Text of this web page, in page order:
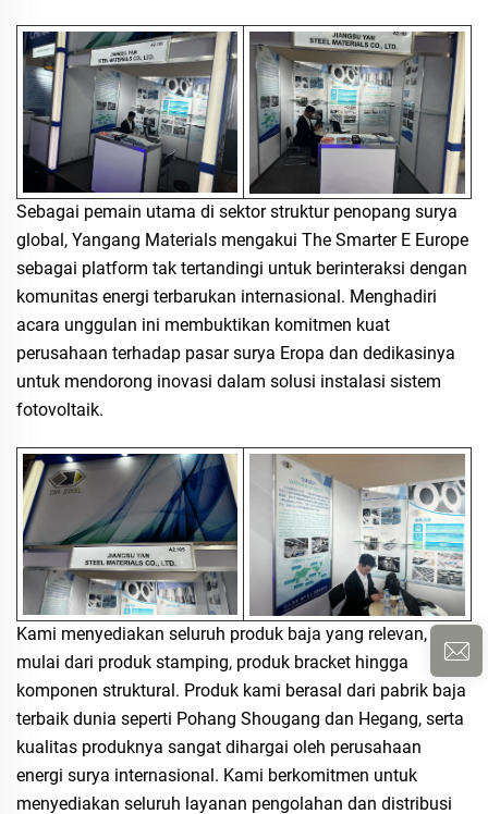
Sebagai pemain utama di sektor struktur penopang surya
global, Yangang Materials mengakui The Smarter E Europe
sebagai platform tak tertandingi untuk berinteraksi dengan
komunitas energi terbarukan internasional. Menghadiri
acara unggulan ini membuktikan komitmen kuat
perusahaan terhadap pasar surya Eropa dan dedikasinya
untuk mendorong inovasi dalam solusi instalasi sistem
fotovoltaik.
Kami menyediakan seluruh produk baja yang relevan,
mulai dari produk stamping, produk bracket hingga
komponen struktural. Produk kami berasal dari pabrik baja
terbaik dunia seperti Pohang Shougang dan Hegang, serta
kualitas produknya sangat dihargai oleh perusahaan
energi surya internasional. Kami berkomitmen untuk
menyediakan seluruh layanan pengolahan dan distribusi